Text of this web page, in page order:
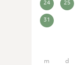
24 25
31